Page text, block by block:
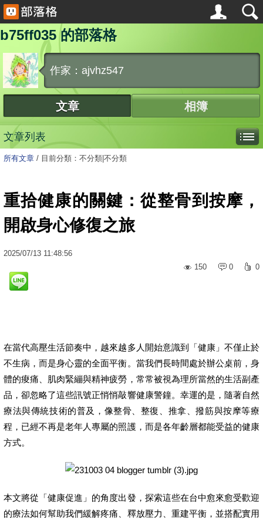
b75ff035 的部落格
作家：ajvhz547
文章 相簿
文章列表
所有文章 / 目前分類：不分類|不分類
重拾健康的關鍵：從整骨到按摩，
開啟身心修復之旅
2025/07/13 11:48:56
150
0 0
在當代高壓生活節奏中，越來越多人開始意識到「健康」不僅止於
不生病，而是身心靈的全面平衡。當我們長時間處於辦公桌前，身
體的痠痛、肌肉緊繃與精神疲勞，常常被視為理所當然的生活副產
品，卻忽略了這些訊號正悄悄敲響健康警鐘。幸運的是，隨著自然
療法與傳統技術的普及，像整骨、整復、推拿、撥筋與按摩等療
程，已經不再是老年人專屬的照護，而是各年齡層都能受益的健康
方式。
本文將從「健康促進」的角度出發，探索這些在台中愈來愈受歡迎
的療法如何幫助我們緩解疼痛、釋放壓力、重建平衡，並搭配實用